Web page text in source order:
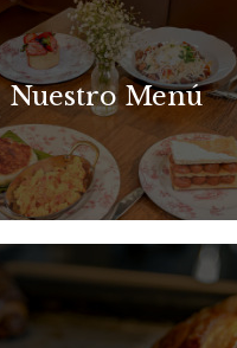
Nuestro Menú